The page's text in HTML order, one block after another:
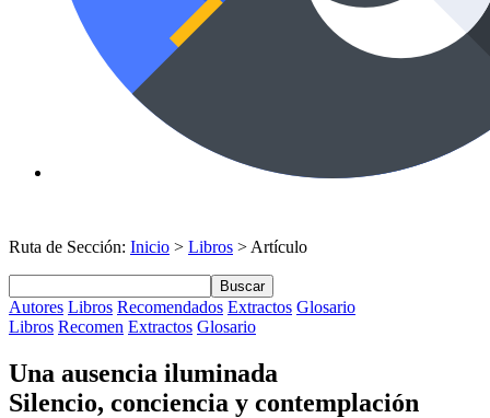
Ruta de Sección: Inicio > Libros > Artículo
Buscar
Autores Libros Recomendados Extractos Glosario
Libros Recomen Extractos Glosario
Una ausencia iluminada
Silencio, conciencia y contemplación